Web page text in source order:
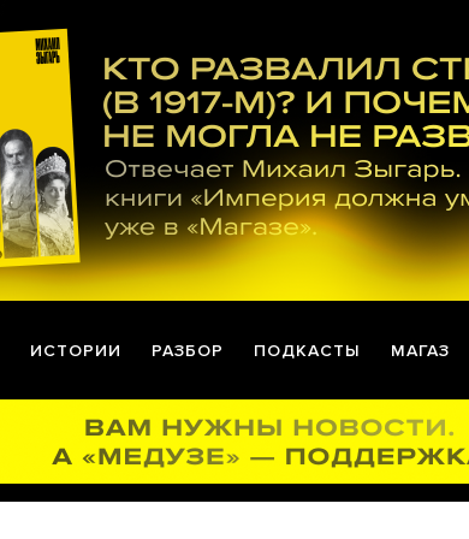
ИСТОРИИ РАЗБОР ПОДКАСТЫ МАГАЗ